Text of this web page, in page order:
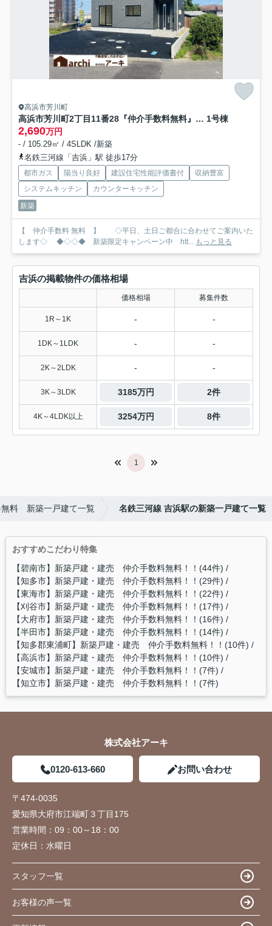
高浜市芳川町
高浜市芳川町2丁目11番28『仲介手数料無料』新築一戸建て・建売 1号棟
2,690万円
- / 105.29㎡ / 4SLDK /新築
名鉄三河線「吉浜」駅 徒歩17分
都市ガス 陽当り良好 建設住宅性能評価書付
収納豊富
システムキッチン
カウンターキッチン
新築
【 仲介手数料 無料 】 ◇平日、土日ご都合に合わせてご案内いた
します◇ ◆◇◇◆ 新築限定キャンペーン中 htt... もっと見る
吉浜の掲載物件の価格相場
価格相場 募集件数
1R～1K - -
1DK～1LDK - -
2K～2LDK - -
3K～3LDK 3185万円 2件
4K～4LDK以上 3254万円 8件
1
無料 新築一戸建て一覧 名鉄三河線 吉浜駅の新築一戸建て一覧
おすすめこだわり特集
【碧南市】新築戸建・建売 仲介手数料無料！！(44件)
【知多市】新築戸建・建売 仲介手数料無料！！(29件)
【東海市】新築戸建・建売 仲介手数料無料！！(22件)
【刈谷市】新築戸建・建売 仲介手数料無料！！(17件)
【大府市】新築戸建・建売 仲介手数料無料！！(16件)
【半田市】新築戸建・建売 仲介手数料無料！！(14件)
【知多郡東浦町】新築戸建・建売 仲介手数料無料！！(10件)
【高浜市】新築戸建・建売 仲介手数料無料！！(10件)
【安城市】新築戸建・建売 仲介手数料無料！！(7件)
【知立市】新築戸建・建売 仲介手数料無料！！(7件)
株式会社アーキ
0120-613-660 お問い合わせ
〒474-0035
愛知県大府市江端町３丁目175
営業時間： 09：00～18：00
定休日： 水曜日
スタッフ一覧
お客様の声一覧